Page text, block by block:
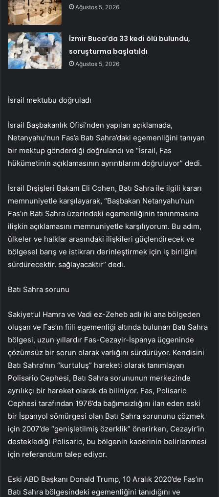
Ağustos 5, 2026
İzmir Buca’da 33 kedi ölü bulundu,
soruşturma başlatıldı
Ağustos 5, 2026
İsrail mektubu doğruladı
İsrail Başbakanlık Ofisi’nden yapılan açıklamada,
Netanyahu’nun Fas’a Batı Sahra’daki egemenliğini tanıyan
bir mektup gönderdiği doğrulandı ve “İsrail, Fas
hükümetinin açıklamasının ayrıntılarını doğruluyor” dedi.
İsrail Dışişleri Bakanı Eli Cohen, Batı Sahra ile ilgili kararı
memnuniyetle karşılayarak, “Başbakan Netanyahu’nun
Fas’ın Batı Sahra üzerindeki egemenliğinin tanınmasına
ilişkin açıklamasını memnuniyetle karşılıyorum. Bu adım,
ülkeler ve halklar arasındaki ilişkileri güçlendirecek ve
bölgesel barış ve istikrarı derinleştirmek için iş birliğini
sürdürecektir. sağlayacaktır” dedi.
Batı Sahra sorunu
Sakiyet’ul Hamra ve Vadi ez-Zeheb adlı iki ana bölgeden
oluşan ve Fas’ın fiili egemenliği altında bulunan Batı Sahra
bölgesi, uzun yıllardır Fas-Cezayir-İspanya üçgeninde
çözümsüz bir sorun olarak varlığını sürdürüyor. Kendisini
Batı Sahra’nın “kurtuluş” hareketi olarak tanımlayan
Polisario Cephesi, Batı Sahra sorununun merkezinde
ayrılıkçı bir hareket olarak da biliniyor. Fas, Polisario
Cephesi tarafından 1976’da bağımsızlığını ilan eden eski
bir İspanyol sömürgesi olan Batı Sahra sorununu çözmek
için 2007’de “genişletilmiş özerklik” önerirken, Cezayir’in
desteklediği Polisario, bu bölgenin kaderinin belirlenmesi
için referandum talep ediyor.
Eski ABD Başkanı Donald Trump, 10 Aralık 2020’de Fas’ın
Batı Sahra bölgesindeki egemenliğini tanıdığını ve